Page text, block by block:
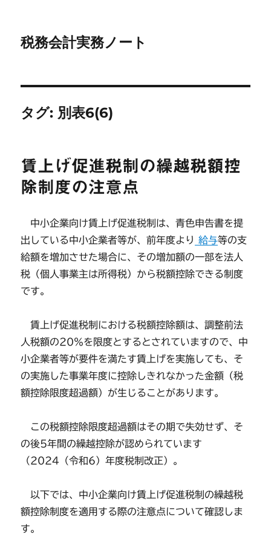
税務会計実務ノート
タグ: 別表6(6)
賃上げ促進税制の繰越税額控
除制度の注意点
中小企業向け賃上げ促進税制は、青色申告書を提
出している中小企業者等が、前年度より 給与等の支
給額を増加させた場合に、その増加額の一部を法人
税（個人事業主は所得税）から税額控除できる制度
です。
賃上げ促進税制における税額控除額は、調整前法
人税額の20％を限度とするとされていますので、中
小企業者等が要件を満たす賃上げを実施しても、そ
の実施した事業年度に控除しきれなかった金額（税
額控除限度超過額）が生じることがあります。
この税額控除限度超過額はその期で失効せず、そ
の後5年間の繰越控除が認められています
（2024（令和6）年度税制改正）。
以下では、中小企業向け賃上げ促進税制の繰越税
額控除制度を適用する際の注意点について確認しま
す。